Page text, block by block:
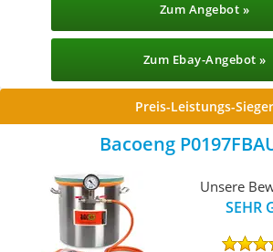
Zum Angebot »
Zum Ebay-Angebot »
Preis-Leistungs-Sieger
Bacoeng
Unsere
SEHR